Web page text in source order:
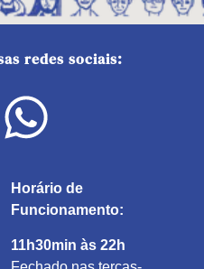
redes sociais:
Horário de
Funcionamento:
11h30min às 22h